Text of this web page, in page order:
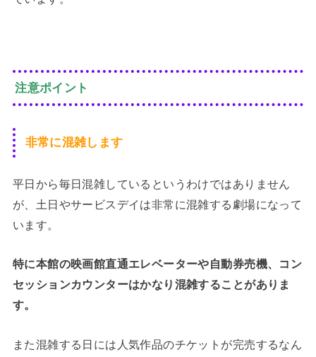
注意ポイント
非常に混雑します
平日から毎日混雑しているというわけではありません
が、土日やサービスデイは非常に混雑する劇場になって
います。
特に本館の映画館直通エレベーターや自動券売機、コン
セッションカウンターはかなり混雑することがありま
す。
また混雑する日には人気作品のチケットが完売するなん